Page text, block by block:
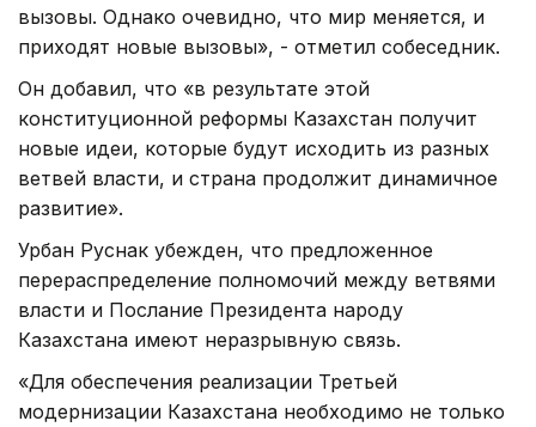
вызовы. Однако очевидно, что мир меняется, и
приходят новые вызовы», - отметил собеседник.
Он добавил, что «в результате этой
конституционной реформы Казахстан получит
новые идеи, которые будут исходить из разных
ветвей власти, и страна продолжит динамичное
развитие».
Урбан Руснак убежден, что предложенное
перераспределение полномочий между ветвями
власти и Послание Президента народу
Казахстана имеют неразрывную связь.
«Для обеспечения реализации Третьей
модернизации Казахстана необходимо не только